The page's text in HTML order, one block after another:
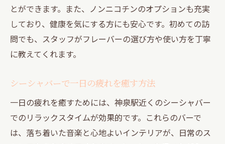
とができます。また、ノンニコチンのオプションも充実
しており、健康を気にする方にも安心です。初めての訪
問でも、スタッフがフレーバーの選び方や使い方を丁寧
に教えてくれます。
シーシャバーで一日の疲れを癒す方法
一日の疲れを癒すためには、神泉駅近くのシーシャバー
でのリラックスタイムが効果的です。これらのバーで
は、落ち着いた音楽と心地よいインテリアが、日常のス